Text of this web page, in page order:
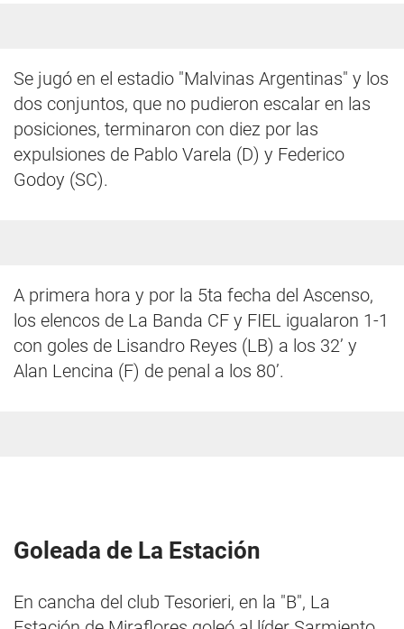
Se jugó en el estadio "Malvinas Argentinas" y los
dos conjuntos, que no pudieron escalar en las
posiciones, terminaron con diez por las
expulsiones de Pablo Varela (D) y Federico
Godoy (SC).
A primera hora y por la 5ta fecha del Ascenso,
los elencos de La Banda CF y FIEL igualaron 1-1
con goles de Lisandro Reyes (LB) a los 32’ y
Alan Lencina (F) de penal a los 80’.
Goleada de La Estación
En cancha del club Tesorieri, en la "B", La